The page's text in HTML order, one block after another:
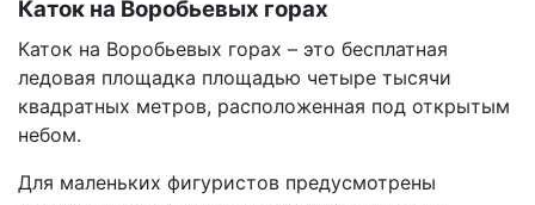
Каток на Воробьевых горах
Каток на Воробьевых горах – это бесплатная
ледовая площадка площадью четыре тысячи
квадратных метров, расположенная под открытым
небом.
Для маленьких фигуристов предусмотрены